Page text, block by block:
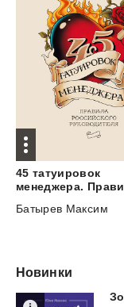
45 татуировок
Батырев Максим
Новинки